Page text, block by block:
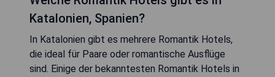
Katalonien, Spanien?
In Katalonien gibt es mehrere Romantik Hotels,
die ideal für Paare oder romantische Ausflüge
sind. Einige der bekanntesten Romantik Hotels in